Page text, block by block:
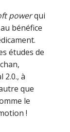
powerqui
bénéfice
études de
2.0., à
que
le
!